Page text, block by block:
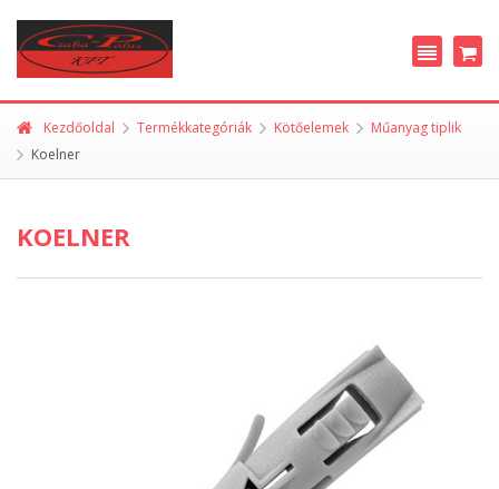
Kezdőoldal Termékkategóriák Kötőelemek
Műanyag tiplik
Koelner
KOELNER